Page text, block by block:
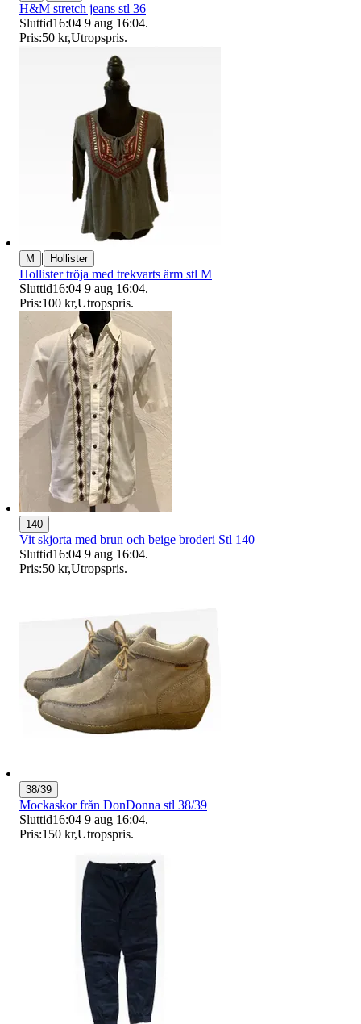
H&M stretch jeans stl 36
Sluttid16:04 9 aug 16:04.
Pris:50 kr,Utropspris.
M | Hollister
Hollister tröja med trekvarts ärm stl M
Sluttid16:04 9 aug 16:04.
Pris:100 kr,Utropspris.
140
Vit skjorta med brun och beige broderi Stl 140
Sluttid16:04 9 aug 16:04.
Pris:50 kr,Utropspris.
38/39
Mockaskor från DonDonna stl 38/39
Sluttid16:04 9 aug 16:04.
Pris:150 kr,Utropspris.